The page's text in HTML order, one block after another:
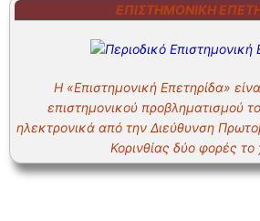
ΕΠΙΣΤΗΜΟΝΙΚΗ
Η «Επιστημονική Επετηρίδα»
επιστημονικού προβληματισμού
ηλεκτρονικά από την Διεύθυνση
Κορινθίας δύο φορές το